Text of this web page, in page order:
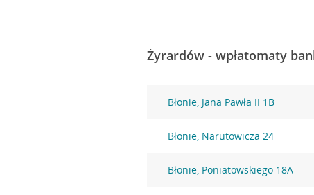
Żyrardów - wpłatomaty
Błonie, Jana Pawła II 1B
Błonie, Narutowicza 24
Błonie, Poniatowskiego 18A